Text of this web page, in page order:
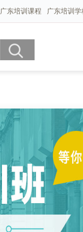
广东培训课程 广东培训学